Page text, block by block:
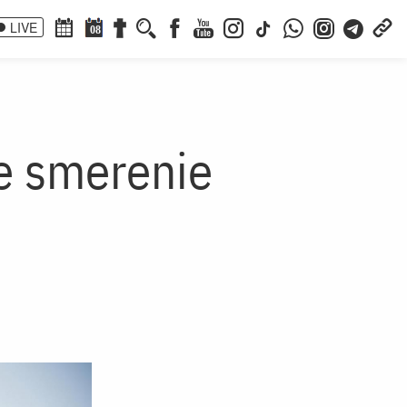
LIVE 08
smerenie